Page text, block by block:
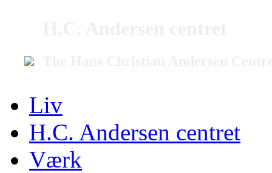
Liv
H.C. Andersen centret
Værk